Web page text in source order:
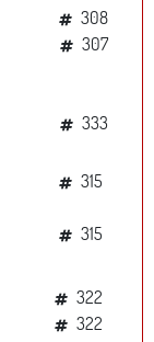
308
307
333
315
315
322
322